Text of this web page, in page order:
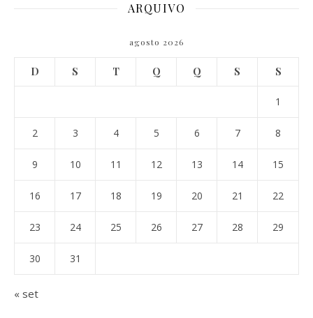
ARQUIVO
agosto 2026
D S T Q Q S S
1
2 3 4 5 6 7 8
9 10 11 12 13 14 15
16 17 18 19 20 21 22
23 24 25 26 27 28 29
30 31
« set